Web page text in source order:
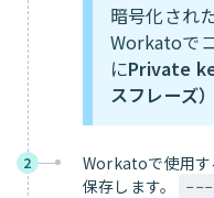
暗号化され
Workatoで
にPrivate
スフレーズ）
2 Workatoで使用す
保存します。